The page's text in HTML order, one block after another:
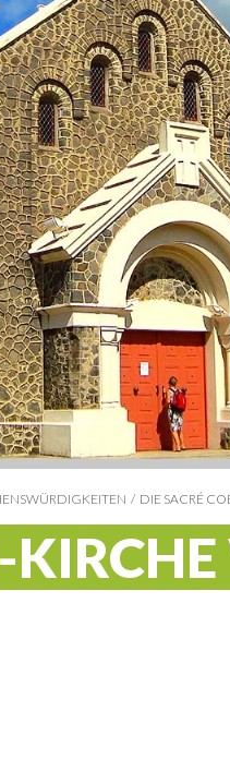
SAINTE-LUCE
SAINTE-MARIE
DIE SACRÉ